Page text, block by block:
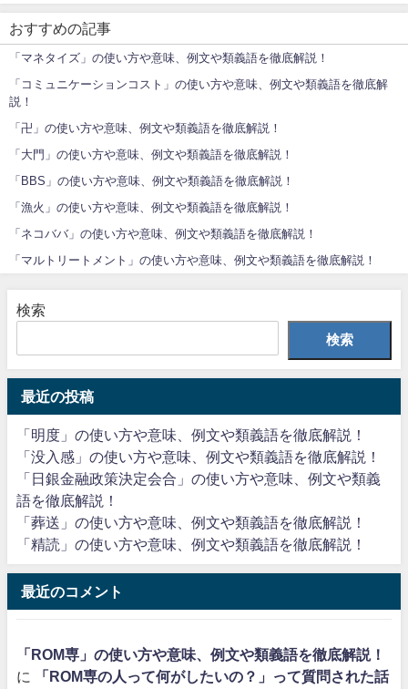
おすすめの記事
「マネタイズ」の使い方や意味、例文や類義語を徹底解説！
「コミュニケーションコスト」の使い方や意味、例文や類義語を徹底解
説！
「卍」の使い方や意味、例文や類義語を徹底解説！
「大門」の使い方や意味、例文や類義語を徹底解説！
「BBS」の使い方や意味、例文や類義語を徹底解説！
「漁火」の使い方や意味、例文や類義語を徹底解説！
「ネコババ」の使い方や意味、例文や類義語を徹底解説！
「マルトリートメント」の使い方や意味、例文や類義語を徹底解説！
検索
検索
最近の投稿
「明度」の使い方や意味、例文や類義語を徹底解説！
「没入感」の使い方や意味、例文や類義語を徹底解説！
「日銀金融政策決定会合」の使い方や意味、例文や類義
語を徹底解説！
「葬送」の使い方や意味、例文や類義語を徹底解説！
「精読」の使い方や意味、例文や類義語を徹底解説！
最近のコメント
「ROM専」の使い方や意味、例文や類義語を徹底解説！
に
「ROM専の人って何がしたいの？」って質問された話